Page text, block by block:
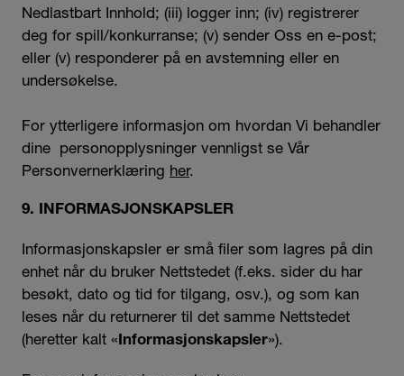
Nedlastbart Innhold; (iii) logger inn; (iv) registrerer
deg for spill/konkurranse; (v) sender Oss en e-post;
eller (v) responderer på en avstemning eller en
undersøkelse.
For ytterligere informasjon om hvordan Vi behandler
dine personopplysninger vennligst se Vår
Personvernerklæring her.
9. INFORMASJONSKAPSLER
Informasjonskapsler er små filer som lagres på din
enhet når du bruker Nettstedet (f.eks. sider du har
besøkt, dato og tid for tilgang, osv.), og som kan
leses når du returnerer til det samme Nettstedet
(heretter kalt «Informasjonskapsler»).